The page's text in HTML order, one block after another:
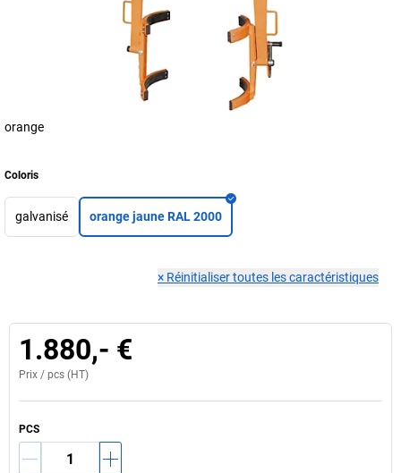
orange
Coloris
galvanisé orange jaune RAL 2000
× Réinitialiser toutes les caractéristiques
1.880,- €
Prix / pcs (HT)
PCS